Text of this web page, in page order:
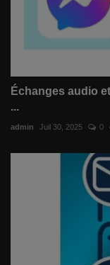
Échanges audio
...
admin Juil 30, 2025 0